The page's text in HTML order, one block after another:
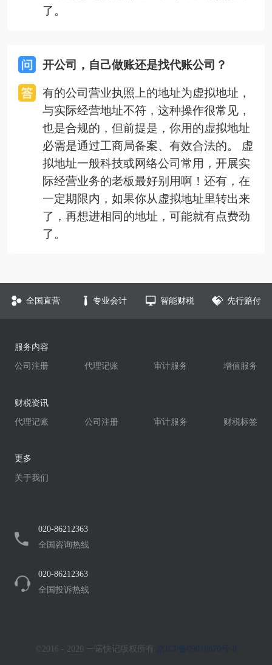
了。
开公司，自己做账还是找代账公司？
有的公司营业执照上的地址为虚拟地址，
与实际经营地址不符，这种操作很常见，
也是合规的，但前提是，你用的虚拟地址
必需是通过工商局备案、有效合法的。 虚
拟地址一般科技或网络公司常用，开展实
际经营业务的老板最好别用啊！还有，在
一定期限内，如果你从虚拟地址里转出来
了，再想进相同的地址，可能就有点费劲
了。
全国直营 专业会计 智能财税 先行赔付
服务内容
公司注册
代理记账 审计服务 增值服务
财税资讯
代理记账
公司注册 审计服务 财税标签
更多
关于我们
020-86212363
全国咨询热线
020-86212363
全国投诉热线
©2016 - 2020 一诺快记版权所有 京ICP备09016670号-8